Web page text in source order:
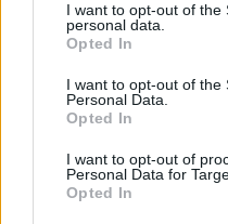
not limited to your visit or
grant or deny consent to
use your data for below
consent section.
I want to opt-out of the
personal data.
Opted In
I want to opt-out of the
Personal Data.
Opted In
I want to opt-out of
Personal Data for
Opted In
Népszerű